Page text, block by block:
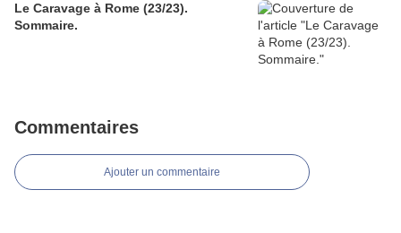
Le Caravage à Rome (23/23).
Sommaire.
Commentaires
Ajouter un commentaire